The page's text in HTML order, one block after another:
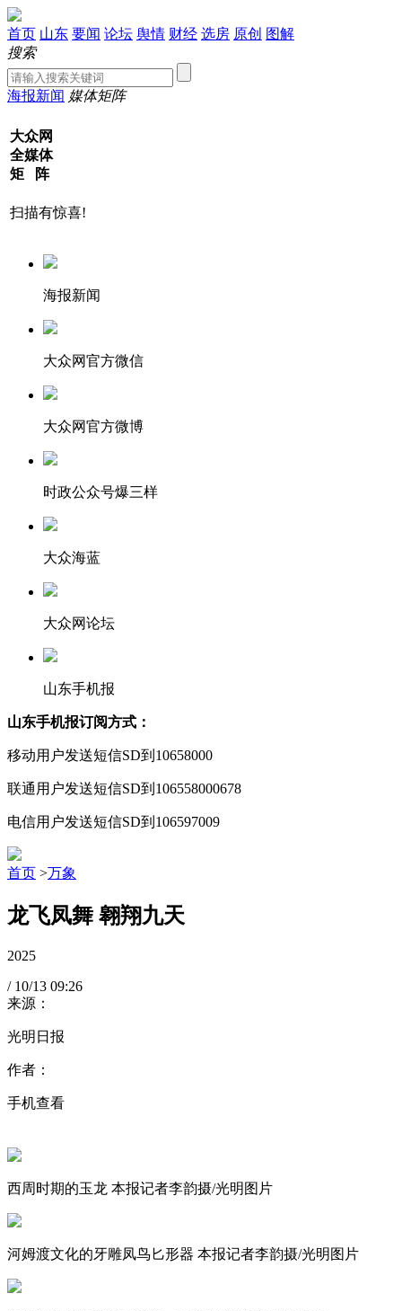
首页 山东 要闻 论坛 舆情 财经 选房 原创 图解
搜索
海报新闻 媒体矩阵
大众网
全媒体
矩 阵
扫描有惊喜!
海报新闻
大众网官方微信
大众网官方微博
时政公众号爆三样
大众海蓝
大众网论坛
山东手机报
山东手机报订阅方式：
移动用户发送短信SD到10658000
联通用户发送短信SD到106558000678
电信用户发送短信SD到106597009
首页 >万象
龙飞凤舞 翱翔九天
2025
/ 10/13 09:26
来源：
光明日报
作者：
手机查看
西周时期的玉龙 本报记者李韵摄/光明图片
河姆渡文化的牙雕凤鸟匕形器 本报记者李韵摄/光明图片